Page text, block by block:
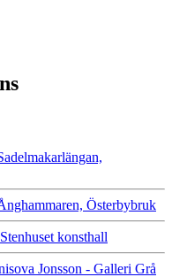
Österbybruk
konsthall
Jonsson - Galleri Grå